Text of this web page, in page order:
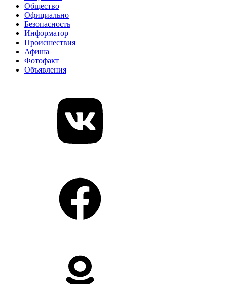
Общество
Официально
Безопасность
Информатор
Происшествия
Афиша
Фотофакт
Объявления